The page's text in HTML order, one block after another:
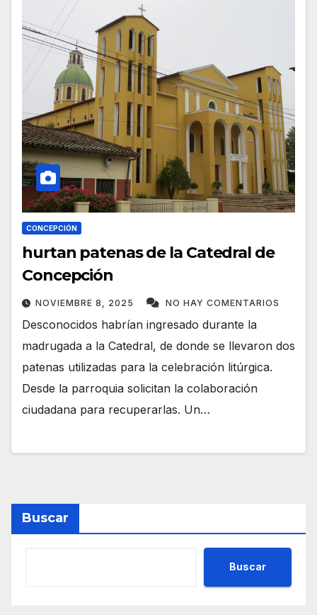
CONCEPCIÓN
hurtan patenas de la Catedral de
Concepción
NOVIEMBRE 8, 2025 NO HAY COMENTARIOS
Desconocidos habrían ingresado durante la
madrugada a la Catedral, de donde se llevaron dos
patenas utilizadas para la celebración litúrgica.
Desde la parroquia solicitan la colaboración
ciudadana para recuperarlas. Un…
Buscar
Buscar